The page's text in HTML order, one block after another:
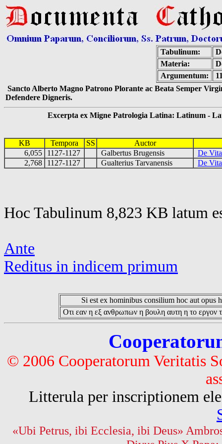
Tabulinum:
Materia:
Argumentum:
Sancto Alberto Magno Patrono Plorante ac Beata Semper
Defendere Digneris.
Excerpta ex Migne Patrologia Latina: Latinum -
KB Tempora SS
Auctor
6,055
1127-1127 Galbertus Brugensis
De
2,768
1127-1127 Gualterius Tarvanensis De
Hoc Tabulinum 8,823 KB latum
Ante
Reditus in indicem primum
Si est ex hominibus consilium hoc aut opus
Οτι εαν η εξ ανθρωπων η βουλη αυτη η το εργον
© 2006 Cooperatorum Veritatis
Litterula per inscriptionem
«Ubi Petrus, ibi Ecclesia, ibi Deus»